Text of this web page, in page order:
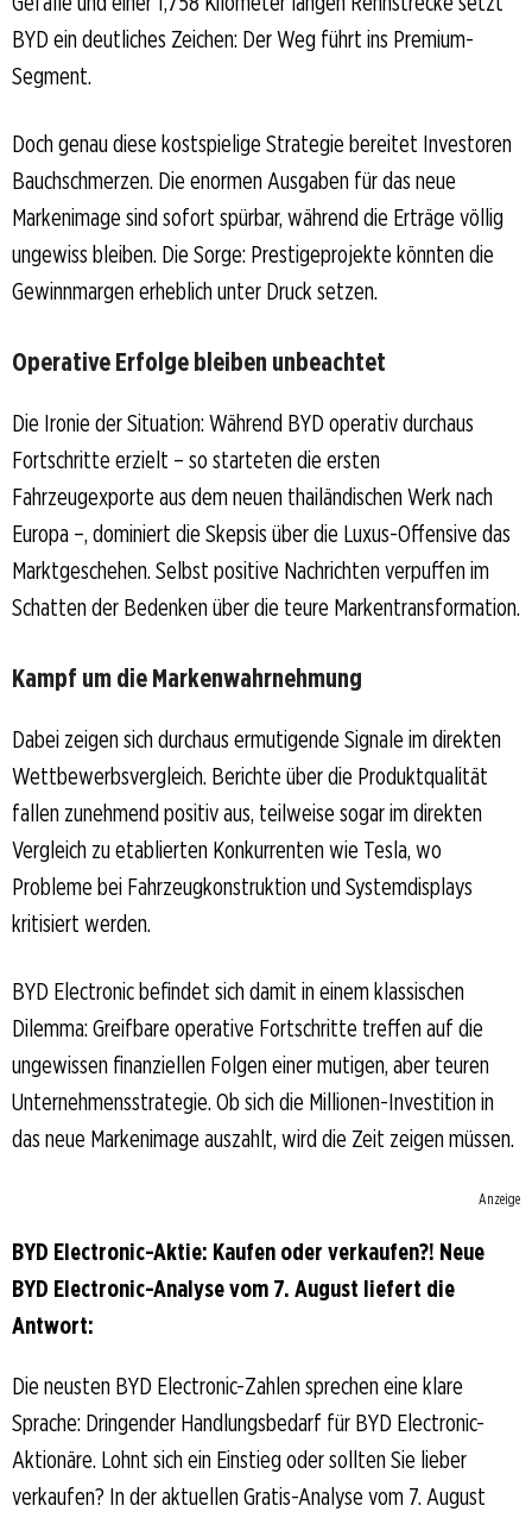
BYD ein deutliches Zeichen: Der Weg führt ins Premium-
Segment.
Doch genau diese kostspielige Strategie bereitet Investoren
Bauchschmerzen. Die enormen Ausgaben für das neue
Markenimage sind sofort spürbar, während die Erträge völlig
ungewiss bleiben. Die Sorge: Prestigeprojekte könnten die
Gewinnmargen erheblich unter Druck setzen.
Operative Erfolge bleiben unbeachtet
Die Ironie der Situation: Während BYD operativ durchaus
Fortschritte erzielt – so starteten die ersten
Fahrzeugexporte aus dem neuen thailändischen Werk nach
Europa –, dominiert die Skepsis über die Luxus-Offensive das
Marktgeschehen. Selbst positive Nachrichten verpuffen im
Schatten der Bedenken über die teure Markentransformation.
Kampf um die Markenwahrnehmung
Dabei zeigen sich durchaus ermutigende Signale im direkten
Wettbewerbsvergleich. Berichte über die Produktqualität
fallen zunehmend positiv aus, teilweise sogar im direkten
Vergleich zu etablierten Konkurrenten wie Tesla, wo
Probleme bei Fahrzeugkonstruktion und Systemdisplays
kritisiert werden.
BYD Electronic befindet sich damit in einem klassischen
Dilemma: Greifbare operative Fortschritte treffen auf die
ungewissen finanziellen Folgen einer mutigen, aber teuren
Unternehmensstrategie. Ob sich die Millionen-Investition in
das neue Markenimage auszahlt, wird die Zeit zeigen müssen.
Anzeige
BYD Electronic-Aktie: Kaufen oder verkaufen?! Neue
BYD Electronic-Analyse vom 7. August liefert die
Antwort:
Die neusten BYD Electronic-Zahlen sprechen eine klare
Sprache: Dringender Handlungsbedarf für BYD Electronic-
Aktionäre. Lohnt sich ein Einstieg oder sollten Sie lieber
verkaufen? In der aktuellen Gratis-Analyse vom 7. August